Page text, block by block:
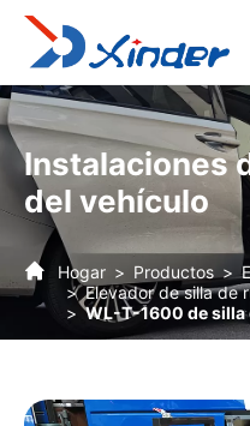
Instalaciones
del vehículo
Hogar Productos
Elevador de silla de
WL-T-1600 de silla